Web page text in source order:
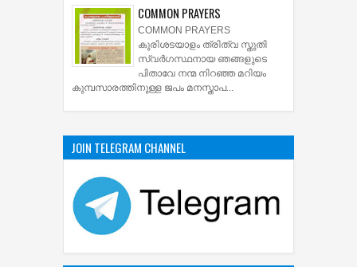
COMMON PRAYERS
COMMON PRAYERS
കുരിശടയാളം ത്രിത്വ സ്തുതി
സ്വര്‍ഗസ്ഥനായ ഞങ്ങളുടെ
പിതാവേ നന്മ നിറഞ്ഞ മറിയം
കുമ്പസാരത്തിനുള്ള ജപം മനസ്താപ...
JOIN TELEGRAM CHANNEL